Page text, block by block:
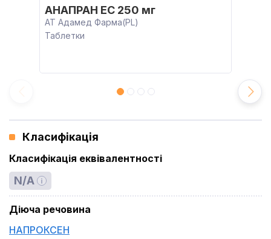
АНАПРАН ЕС 250 мг
АТ Адамед Фарма(PL)
Таблетки
Класифікація
Класифікація еквівалентності
N/A
Діюча речовина
НАПРОКСЕН